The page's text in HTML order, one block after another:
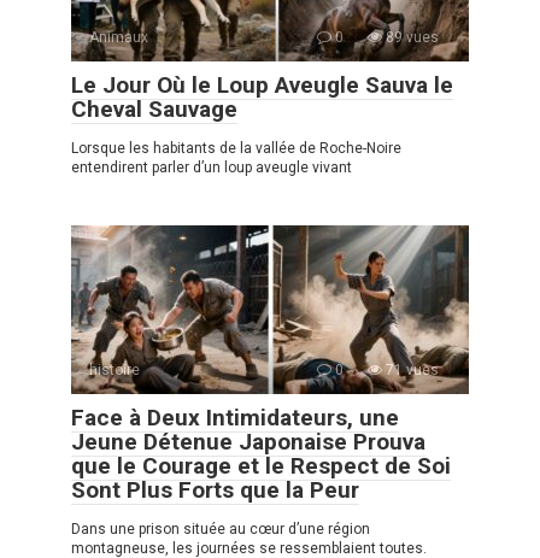
Animaux 0 89 vues
Le Jour Où le Loup Aveugle Sauva le
Cheval Sauvage
Lorsque les habitants de la vallée de Roche-Noire
entendirent parler d’un loup aveugle vivant
histoire 0 71 vues
Face à Deux Intimidateurs, une
Jeune Détenue Japonaise Prouva
que le Courage et le Respect de Soi
Sont Plus Forts que la Peur
Dans une prison située au cœur d’une région
montagneuse, les journées se ressemblaient toutes.